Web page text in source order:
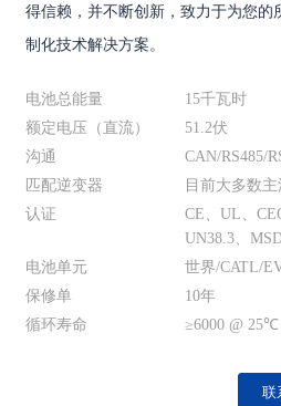
得信赖，并不断创新，致力于为您的
制化技术解决方案。
电池总能量
15千瓦时
额定电压（直流）
51.2伏
沟通
CAN/RS485/
匹配逆变器
目前大多数主
认证
CE、UL、
UN38.3、
电池单元
世界/CATL/
保修单
10年
循环寿命
≥6000 @ 25℃
联